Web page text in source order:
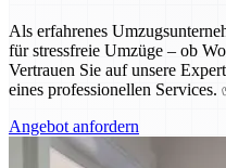
Als erfahrenes
für stressfreie Umzüge – ob
Vertrauen Sie auf unsere
eines professionellen Services.
Angebot anfordern